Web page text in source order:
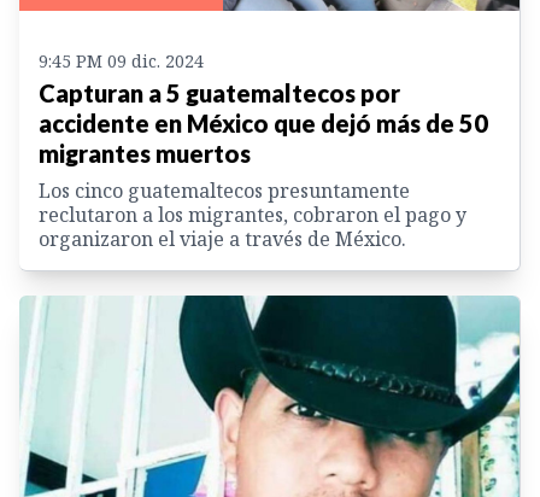
9:45 PM 09 dic. 2024
Capturan a 5 guatemaltecos por
accidente en México que dejó más de 50
migrantes muertos
Los cinco guatemaltecos ​​presuntamente
reclutaron a los migrantes, cobraron el pago y
organizaron el viaje a través de México.